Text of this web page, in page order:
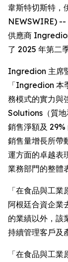
韋斯特切斯特，
NEWSWIRE) --
供應商
了 2025 年第二
Ingredion 主席
「Ingredion 本
務模式的實力
Solutions（質地
銷售淨額及
銷售量增長所帶
運方面的卓越表
業務部門的整體
「在食品與工
阿根廷合資企業
的業績以外，該
持續管理客戶及
「在食品與工